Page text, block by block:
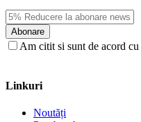
Abonare
Am citit si sunt de acord cu
Linkuri
Noutăți